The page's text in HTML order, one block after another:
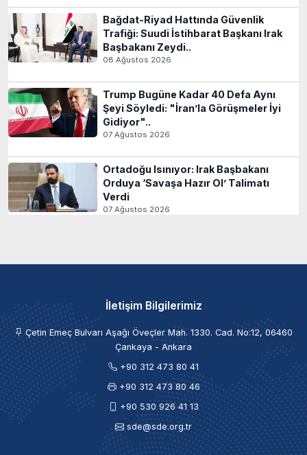
Bağdat-Riyad Hattında Güvenlik
Trafiği: Suudi İstihbarat Başkanı Irak
Başbakanı Zeydi..
08 Ağustos 2026
Trump Bugüne Kadar 40 Defa Aynı
Şeyi Söyledi: "İran’la Görüşmeler İyi
Gidiyor"..
07 Ağustos 2026
Ortadoğu Isınıyor: Irak Başbakanı
Orduya ‘Savaşa Hazır Ol’ Talimatı
Verdi
07 Ağustos 2026
İletişim Bilgilerimiz
Çetin Emeç Bulvarı Aşağı Öveçler Mah. 1330. Cad. No:12, 06460
Çankaya - Ankara
+90 312 473 80 41
+90 312 473 80 46
+90 530 926 41 13
sde@sde.org.tr